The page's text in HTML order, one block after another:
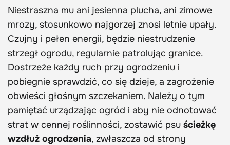
Niestraszna mu ani jesienna plucha, ani zimowe
mrozy, stosunkowo najgorzej znosi letnie upały.
Czujny i pełen energii, będzie niestrudzenie
strzegł ogrodu, regularnie patrolując granice.
Dostrzeże każdy ruch przy ogrodzeniu i
pobiegnie sprawdzić, co się dzieje, a zagrożenie
obwieści głośnym szczekaniem. Należy o tym
pamiętać urządzając ogród i aby nie odnotować
strat w cennej roślinności, zostawić psu ścieżkę
wzdłuż ogrodzenia, zwłaszcza od strony